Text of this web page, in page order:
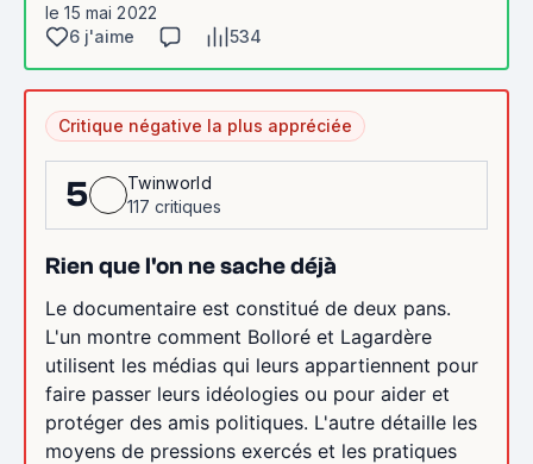
le 15 mai 2022
6 j'aime
534
Critique négative la plus appréciée
5
Twinworld
117 critiques
Rien que l'on ne sache déjà
Le documentaire est constitué de deux pans.
L'un montre comment Bolloré et Lagardère
utilisent les médias qui leurs appartiennent pour
faire passer leurs idéologies ou pour aider et
protéger des amis politiques. L'autre détaille les
moyens de pressions exercés et les pratiques